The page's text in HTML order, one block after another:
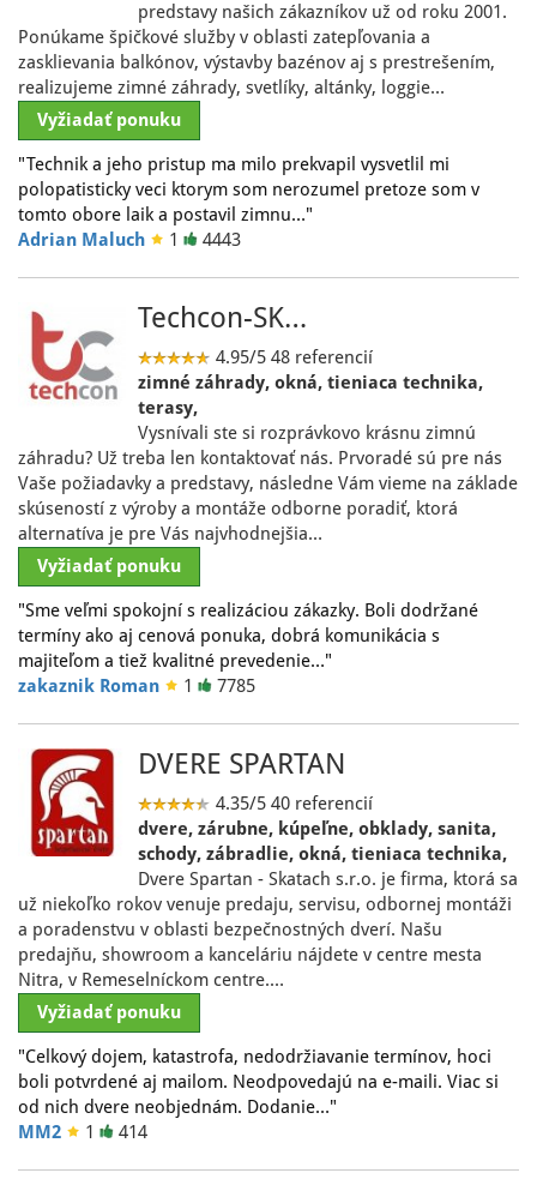
predstavy našich zákazníkov už od roku 2001.
Ponúkame špičkové služby v oblasti zatepľovania a
zasklievania balkónov, výstavby bazénov aj s prestrešením,
realizujeme zimné záhrady, svetlíky, altánky, loggie…
Vyžiadať ponuku
"Technik a jeho pristup ma milo prekvapil vysvetlil mi
polopatisticky veci ktorym som nerozumel pretoze som v
tomto obore laik a postavil zimnu…"
Adrian Maluch
1 4443
Techcon-SK…
4.95/5 48 referencií
zimné záhrady, okná, tieniaca technika,
terasy,
Vysnívali ste si rozprávkovo krásnu zimnú
záhradu? Už treba len kontaktovať nás. Prvoradé sú pre nás
Vaše požiadavky a predstavy, následne Vám vieme na základe
skúseností z výroby a montáže odborne poradiť, ktorá
alternatíva je pre Vás najvhodnejšia…
Vyžiadať ponuku
"Sme veľmi spokojní s realizáciou zákazky. Boli dodržané
termíny ako aj cenová ponuka, dobrá komunikácia s
majiteľom a tiež kvalitné prevedenie…"
zakaznik Roman
1 7785
DVERE SPARTAN
4.35/5 40 referencií
dvere, zárubne, kúpeľne, obklady, sanita,
schody, zábradlie, okná, tieniaca technika,
Dvere Spartan - Skatach s.r.o. je firma, ktorá sa
už niekoľko rokov venuje predaju, servisu, odbornej montáži
a poradenstvu v oblasti bezpečnostných dverí. Našu
predajňu, showroom a kanceláriu nájdete v centre mesta
Nitra, v Remeselníckom centre.…
Vyžiadať ponuku
"Celkový dojem, katastrofa, nedodržiavanie termínov, hoci
boli potvrdené aj mailom. Neodpovedajú na e-maili. Viac si
od nich dvere neobjednám. Dodanie…"
MM2
1 414